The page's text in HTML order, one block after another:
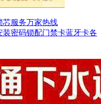
芯服务万家热线
密码锁配门禁卡蓝牙卡各